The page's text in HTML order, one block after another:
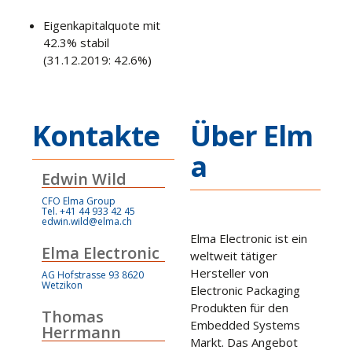
Eigenkapitalquote mit
42.3% stabil
(31.12.2019: 42.6%)
Kontakte
Edwin Wild
CFO Elma Group
Tel. +41 44 933 42 45
edwin.wild@elma.ch
Elma Electronic
AG Hofstrasse 93 8620
Wetzikon
Thomas
Herrmann
Über Elm
a
Elma Electronic ist ein
weltweit tätiger
Hersteller von
Electronic Packaging
Produkten für den
Embedded Systems
Markt. Das Angebot